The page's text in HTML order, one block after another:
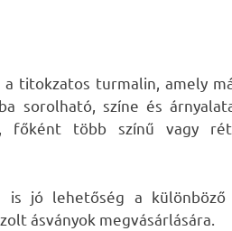
titokzatos turmalin, amely
sorolható, színe és
főként több színű vagy
is jó lehetőség a különböző
ásványok megvásárlására.